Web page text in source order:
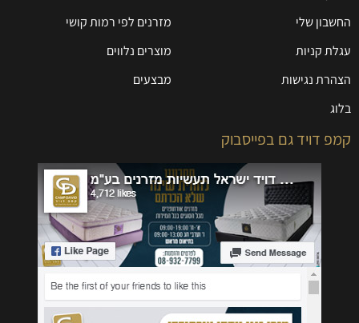
החשבון שלי
עגלת קניות
הצהרת נגישות
בלוג
מזרנים לפי רמות קושי
מוצרים נלווים
מבצעים
קמפ דויד גם בפייסבוק